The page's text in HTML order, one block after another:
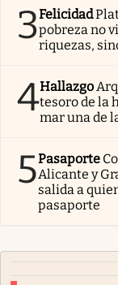
3Felicidad
pobreza no
riquezas,
4Hallazgo
tesoro de la
mar una de
5Pasaporte
Alicante y
salida a
pasaporte